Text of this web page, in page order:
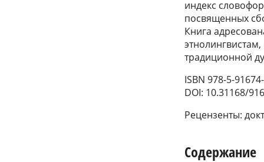
индекс
посвященных
Книга
традиционной
ISBN 978-5-
DOI: 10.31168/
Рецензенты:
Содержание